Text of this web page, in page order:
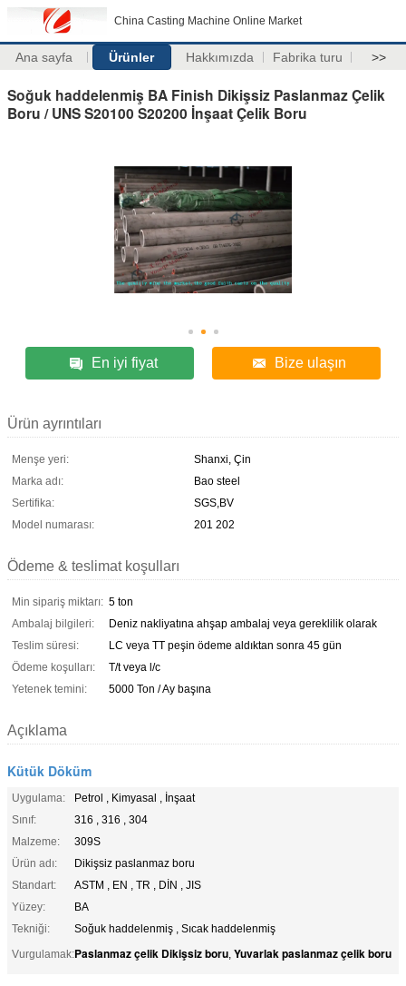
China Casting Machine Online Market
Ana sayfa Ürünler Hakkımızda Fabrika turu >>
Soğuk haddelenmiş BA Finish Dikişsiz Paslanmaz Çelik
Boru / UNS S20100 S20200 İnşaat Çelik Boru
En iyi fiyat Bize ulaşın
Ürün ayrıntıları
Menşe yeri:
Shanxi, Çin
Marka adı:
Bao steel
Sertifika:
SGS,BV
Model numarası:
201 202
Ödeme & teslimat koşulları
Min sipariş miktarı: 5 ton
Ambalaj bilgileri:
Deniz nakliyatına ahşap ambalaj veya gereklilik olarak
Teslim süresi:
LC veya TT peşin ödeme aldıktan sonra 45 gün
Ödeme koşulları:
T/t veya l/c
Yetenek temini:
5000 Ton / Ay başına
Açıklama
Kütük Döküm
Uygulama:
Petrol , Kimyasal , İnşaat
Sınıf:
316 , 316 , 304
Malzeme:
309S
Ürün adı:
Dikişsiz paslanmaz boru
Standart:
ASTM , EN , TR , DİN , JIS
Yüzey:
BA
Tekniği:
Soğuk haddelenmiş , Sıcak haddelenmiş
Vurgulamak:Paslanmaz çelik Dikişsiz boru, Yuvarlak paslanmaz çelik boru